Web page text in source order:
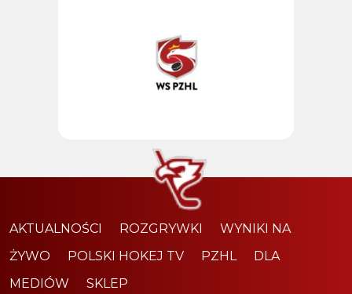
AKTUALNOŚCI ROZGRYWKI
WYNIKI NA
ŻYWO
POLSKI HOKEJ TV PZHL
DLA
MEDIÓW
SKLEP